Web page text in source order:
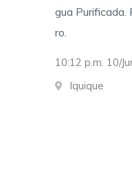
gua
ro.
10:12 p.m. 10/
Iquique